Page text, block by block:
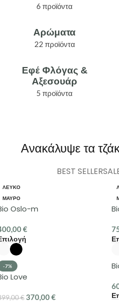
6 προϊόντα
Αρώματα
22 προϊόντα
Εφέ Φλόγας &
Αξεσουάρ
5 προϊόντα
Ανακάλυψε τα
BEST SELLER
ΛΕΥΚΌ
ΜΑΥΡΟ
Oslo-m
€
-7%
Love
€ 370,00€